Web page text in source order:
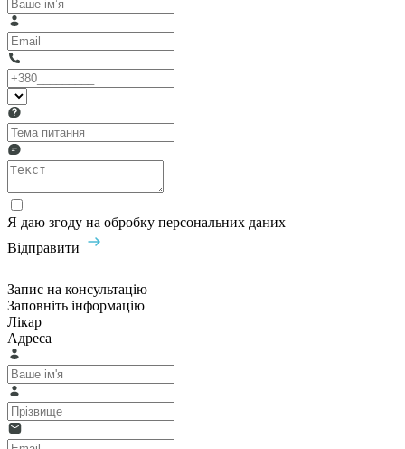
Я даю згоду на обробку персональних даних
Відправити
Запис на консультацію
Заповніть інформацію
Лікар
Адреса